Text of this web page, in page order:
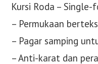
Kursi Roda –
– Permukaan
– Pagar samping
– Anti-karat dan